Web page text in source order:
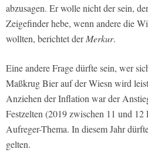
abzusagen. Er wolle nicht der sein,
Zeigefinder hebe, wenn andere die
wollten, berichtet derMerkur.
Eine andere Frage dürfte sein, wer
Maßkrug Bier auf der Wiesn wird
Anziehen der Inflation war der
Festzelten (2019 zwischen 11 und
Aufreger-Thema. In diesem Jahr
gelten.